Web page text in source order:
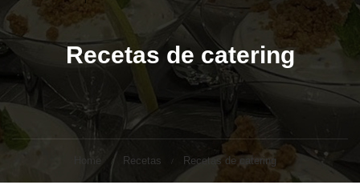
Recetas de catering
Home Recetas Recetas de catering